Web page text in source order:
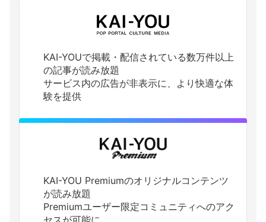
KAI-YOUで掲載・配信されている数万件以上
の記事が読み放題
サービス内の広告が非表示に、より快適な体
験を提供
KAI-YOU Premiumのオリジナルコンテンツ
が読み放題
Premiumユーザー限定コミュニティへのアク
セスが可能に